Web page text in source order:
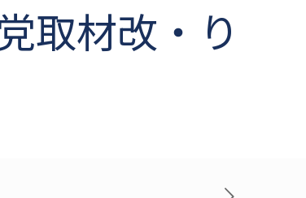
取材改・り